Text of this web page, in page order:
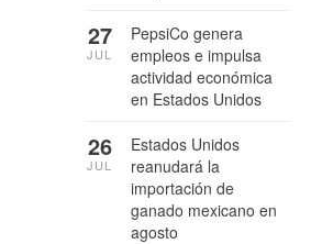
PepsiCo genera
empleos e impulsa
actividad económica
en Estados Unidos
27
JUL
Estados Unidos
reanudará la
importación de
ganado mexicano en
agosto
26
JUL